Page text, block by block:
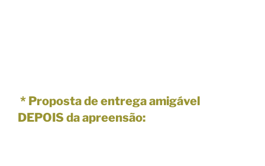
* Proposta de entrega amigável
DEPOIS da apreensão: